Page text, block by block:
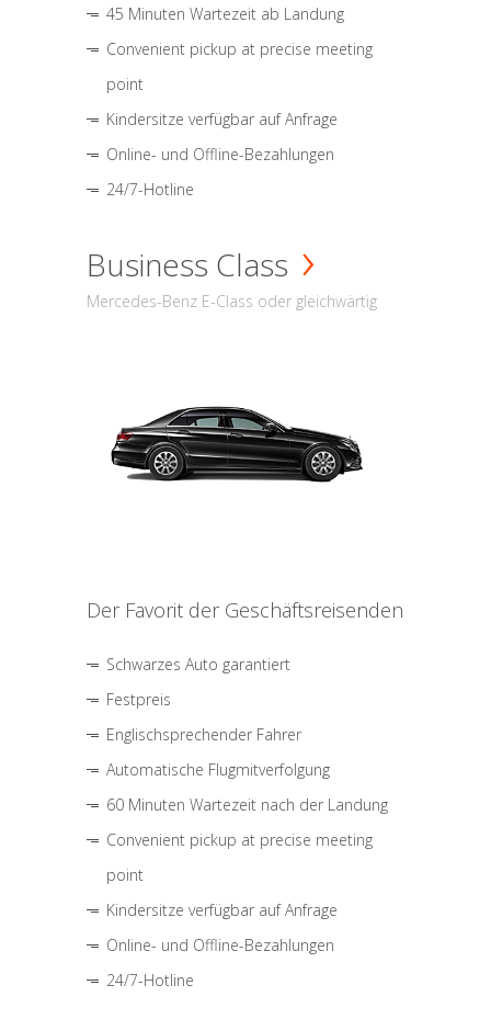
45 Minuten Wartezeit ab Landung
Convenient pickup at precise meeting
point
Kindersitze verfügbar auf Anfrage
Online- und Offline-Bezahlungen
24/7-Hotline
Business Class
Mercedes-Benz E-Class oder gleichwärtig
Der Favorit der Geschäftsreisenden
Schwarzes Auto garantiert
Festpreis
Englischsprechender Fahrer
Automatische Flugmitverfolgung
60 Minuten Wartezeit nach der Landung
Convenient pickup at precise meeting
point
Kindersitze verfügbar auf Anfrage
Online- und Offline-Bezahlungen
24/7-Hotline